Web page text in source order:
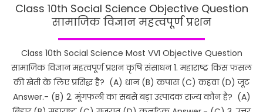
Class 10th Social Science Objective Question
सामाजिक विज्ञान महत्वपूर्ण प्रशन
Class 10th Social Science Most VVI Objective Question
सामाजिक विज्ञान महत्वपूर्ण प्रशन कृषि संसाधन 1. महाराष्ट्र किस फसल
की खेती के लिए प्रसिद्ध है? (A) धान (B) कपास (C) कहवा (D) जूट
Answer.- (B) 2. मूंगफली का सबसे बड़ा उत्पादक राज्य कौन है? (A)